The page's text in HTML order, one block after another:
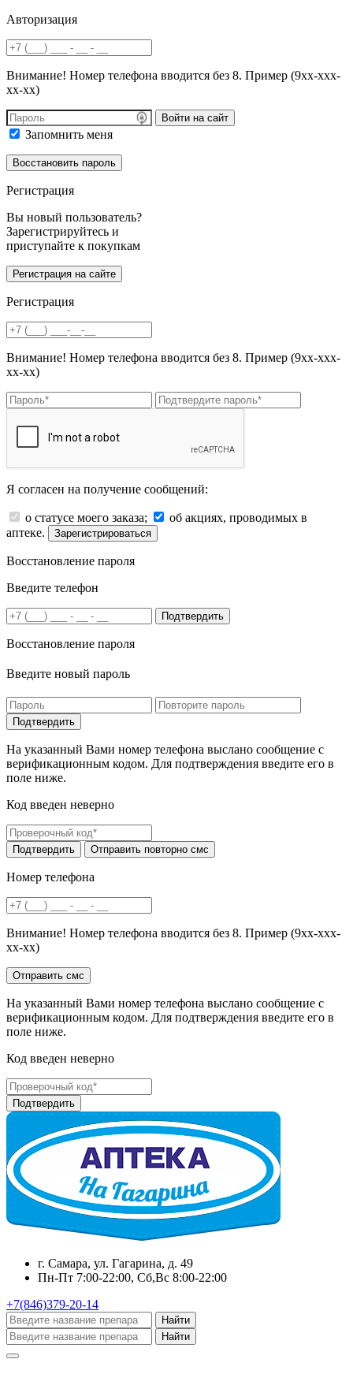
Авторизация
Внимание! Номер телефона вводится без 8. Пример (9хх-ххх-
хх-хх)
Войти на сайт
Запомнить меня
Регистрация
Вы новый пользователь?
Зарегистрируйтесь и
приступайте к покупкам
Регистрация
Внимание! Номер телефона вводится без 8. Пример (9хх-ххх-
хх-хх)
Я согласен на получение сообщений:
о статусе моего заказа;
об акциях, проводимых в
аптеке.
Зарегистрироваться
Восстановление пароля
Введите телефон
Подтвердить
Восстановление пароля
Введите новый пароль
На указанный Вами номер телефона выслано сообщение с
верификационным кодом. Для подтверждения введите его в
поле ниже.
Код введен неверно
Номер телефона
Внимание! Номер телефона вводится без 8. Пример (9хх-ххх-
хх-хх)
На указанный Вами номер телефона выслано сообщение с
верификационным кодом. Для подтверждения введите его в
поле ниже.
Код введен неверно
г. Самара, ул. Гагарина, д. 49
Пн-Пт 7:00-22:00, Сб,Вс 8:00-22:00
+7(846)379-20-14
Найти
Найти